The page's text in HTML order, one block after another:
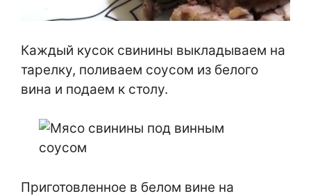
Каждый кусок свинины выкладываем на
тарелку, поливаем соусом из белого
вина и подаем к столу.
Приготовленное в белом вине на